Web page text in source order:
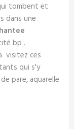
tombent et
dans une
bp .
visitez ces
qui s'y
pare, aquarelle